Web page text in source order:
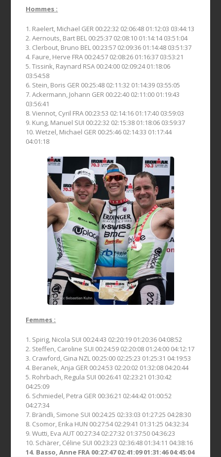
Hommes :
1. Raelert, Michael GER 00:22:32 02:06:48 01:12:03 03:44:13
2. Aernouts, Bart BEL 00:25:37 02:08:10 01:14:14 03:51:04
3. Clerbout, Bruno BEL 00:23:57 02:09:36 01:14:48 03:51:37
4. Faure, Herve FRA 00:24:57 02:08:26 01:16:37 03:53:21
5. Tissink, Raynard RSA 00:24:00 02:09:24 01:18:06
03:54:58
6. Stein, Boris GER 00:25:48 02:11:32 01:14:39 03:55:05
7. Ackermann, Johann GER 00:22:40 02:11:00 01:19:43
03:56:41
8. Viennot, Cyril FRA 00:23:53 02:14:16 01:17:40 03:59:03
9. Kung, Manuel SUI 00:22:32 02:15:38 01:18:06 03:59:37
10. Wetzel, Michael GER 00:25:46 02:14:33 01:17:44
04:01:18
Femmes :
1. Spirig, Nicola SUI 00:24:43 02:20:19 01:20:36 04:08:52
2. Steffen, Caroline SUI 00:24:59 02:20:08 01:24:00 04:12:17
3. Crawford, Gina NZL 00:25:00 02:25:23 01:25:31 04:19:53
4. Beranek, Anja GER 00:24:53 02:20:02 01:32:08 04:20:44
5. Rohrbach, Regula SUI 00:26:41 02:23:21 01:30:42
04:25:09
6. Schmiedel, Petra GER 00:36:21 02:44:42 01:00:52
04:27:34
7. Brändli, Simone SUI 00:24:25 02:33:03 01:27:25 04:28:30
8. Csomor, Erika HUN 00:27:54 02:29:41 01:31:25 04:32:34
9. Wutti, Eva AUT 00:27:34 02:27:32 01:37:50 04:36:23
10. Schärer, Céline SUI 00:23:23 02:36:48 01:34:11 04:38:16
14. Basso, Anne FRA 00:27:47 02:41:09 01:31:46 04:45:04